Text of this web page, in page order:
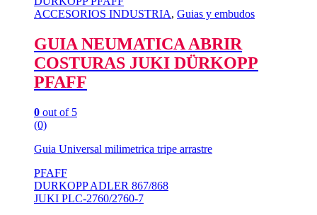
ACCESORIOS INDUSTRIA, Guias y embudos
GUIA NEUMATICA ABRIR
COSTURAS JUKI DÜRKOPP
PFAFF
0 out of 5
(0)
Guia Universal milimetrica tripe arrastre
PFAFF
DURKOPP ADLER 867/868
JUKI PLC-2760/2760-7